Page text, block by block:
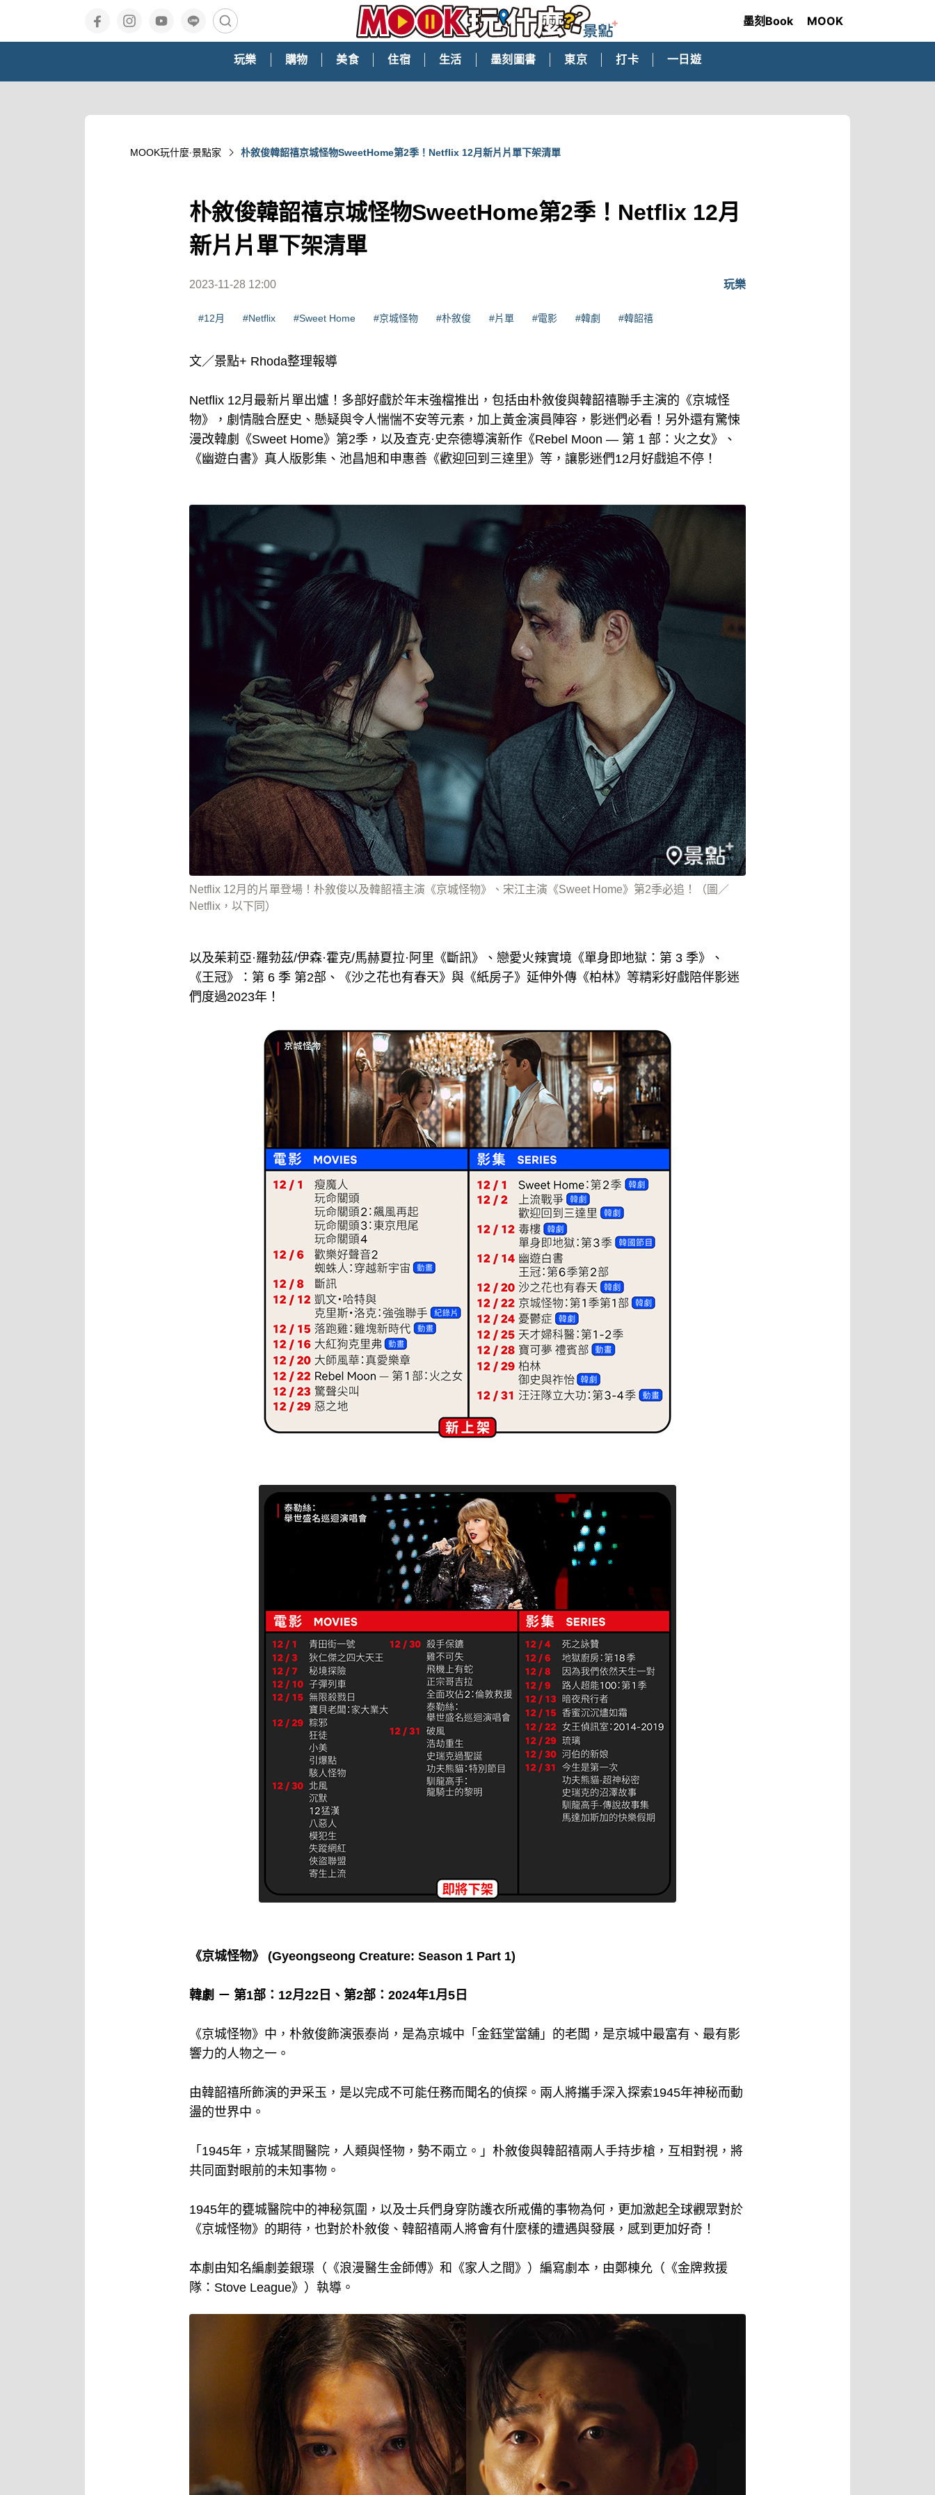
墨刻Book MOOK
玩樂 購物 美食 住宿 生活 墨刻圖書 東京 打卡 一日遊
MOOK玩什麼‧景點家 朴敘俊韓韶禧京城怪物SweetHome第2季！Netflix 12月新片片單下架清單
朴敘俊韓韶禧京城怪物SweetHome第2季！Netflix 12月
新片片單下架清單
2023-11-28 12:00 玩樂
#12月 #Netflix #Sweet Home #京城怪物 #朴敘俊 #片單 #電影 #韓劇 #韓韶禧
文／景點+ Rhoda整理報導
Netflix 12月最新片單出爐！多部好戲於年末強檔推出，包括由朴敘俊與韓韶禧聯手主演的《京城怪
物》，劇情融合歷史、懸疑與令人惴惴不安等元素，加上黃金演員陣容，影迷們必看！另外還有驚悚
漫改韓劇《Sweet Home》第2季，以及查克·史奈德導演新作《Rebel Moon — 第 1 部：火之女》、
《幽遊白書》真人版影集、池昌旭和申惠善《歡迎回到三達里》等，讓影迷們12月好戲追不停！
Netflix 12月的片單登場！朴敘俊以及韓韶禧主演《京城怪物》、宋江主演《Sweet Home》第2季必追！（圖／
Netflix，以下同）
以及茱莉亞·羅勃茲/伊森·霍克/馬赫夏拉·阿里《斷訊》、戀愛火辣實境《單身即地獄：第 3 季》、
《王冠》：第 6 季 第2部、《沙之花也有春天》與《紙房子》延伸外傳《柏林》等精彩好戲陪伴影迷
們度過2023年！
《京城怪物》 (Gyeongseong Creature: Season 1 Part 1)
韓劇 － 第1部：12月22日、第2部：2024年1月5日
《京城怪物》中，朴敘俊飾演張泰尚，是為京城中「金鈺堂當舖」的老闆，是京城中最富有、最有影
響力的人物之一。
由韓韶禧所飾演的尹采玉，是以完成不可能任務而聞名的偵探。兩人將攜手深入探索1945年神秘而動
盪的世界中。
「1945年，京城某間醫院，人類與怪物，勢不兩立。」朴敘俊與韓韶禧兩人手持步槍，互相對視，將
共同面對眼前的未知事物。
1945年的甕城醫院中的神秘氛圍，以及士兵們身穿防護衣所戒備的事物為何，更加激起全球觀眾對於
《京城怪物》的期待，也對於朴敘俊、韓韶禧兩人將會有什麼樣的遭遇與發展，感到更加好奇！
本劇由知名編劇姜銀璟（《浪漫醫生金師傅》和《家人之間》）編寫劇本，由鄭棟允（《金牌救援
隊：Stove League》）執導。